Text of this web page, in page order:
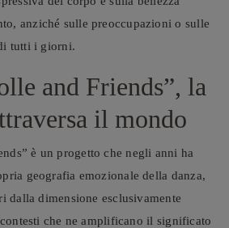
anziché sulle preoccupazioni o sulle
tutti i giorni.
and Friends”, la
il mondo
è un progetto che negli anni ha
geografia emozionale della danza,
dalla dimensione esclusivamente
che ne amplificano il significato